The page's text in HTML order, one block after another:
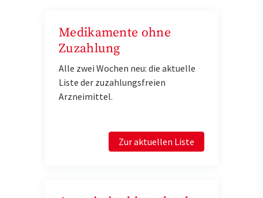
Medikamente ohne
Zuzahlung
Alle zwei Wochen neu: die aktuelle
Liste der zuzahlungsfreien
Arzneimittel.
Zur aktuellen Liste